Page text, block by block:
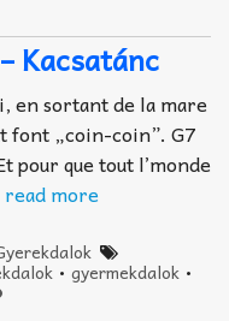
Kacsatánc
en sortant de la mare
font „coin-coin”. G7
pour que tout l’monde
read more
• gyermekdalok •